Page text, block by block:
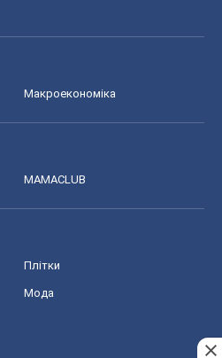
Макроекономіка
MAMACLUB
Плітки
Мода